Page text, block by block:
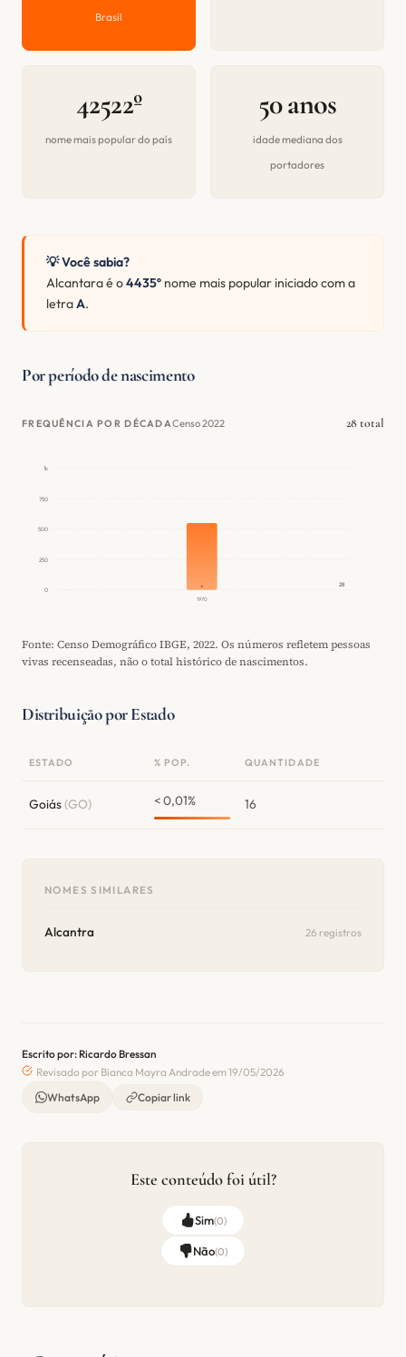
Brasil
42522º
nome mais popular do país
50 anos
idade mediana dos
portadores
💡 Você sabia?
Alcantara é o4435º nome mais popular iniciado com a
letraA.
Por período de nascimento
FREQUÊNCIA POR DÉCADACenso 2022 28 total
0
250
500
750
1k
1970
28
Fonte: Censo Demográfico IBGE, 2022. Os números refletem pessoas
vivas recenseadas, não o total histórico de nascimentos.
Distribuição por Estado
ESTADO % POP. QUANTIDADE
Goiás(GO) < 0,01% 16
NOMES SIMILARES
Alcantra 26 registros
Escrito por: Ricardo Bressan
Revisado por Bianca Mayra Andrade em 19/05/2026
WhatsApp
Copiar link
Este conteúdo foi útil?
Sim(0)
Não(0)